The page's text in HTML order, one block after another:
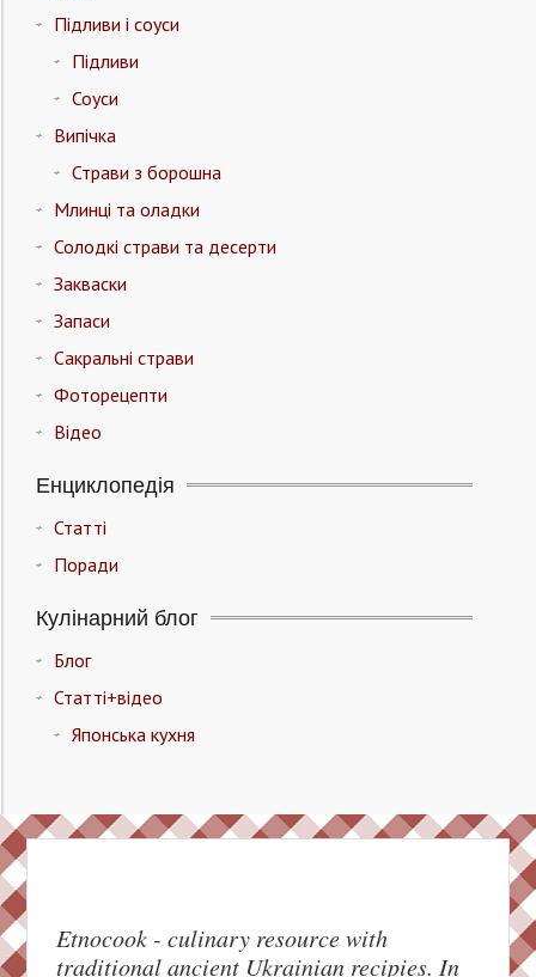
Підливи і соуси
Підливи
Соуси
Випічка
Страви з борошна
Млинці та оладки
Солодкі страви та десерти
Закваски
Запаси
Сакральні страви
Фоторецепти
Відео
Енциклопедія
Статті
Поради
Кулінарний блог
Блог
Статті+відео
Японська кухня
Etnocook - culinary resource with
traditional ancient Ukrainian recipies. In